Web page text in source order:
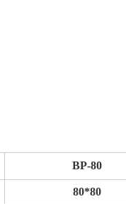
BP-80
80*80